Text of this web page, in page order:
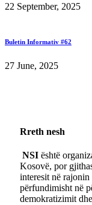
22 September, 2025
Buletin Informativ #62
27 June, 2025
Rreth nesh
NSI është
Kosovë, por
interesit në
përfundimisht në
demokratizimit